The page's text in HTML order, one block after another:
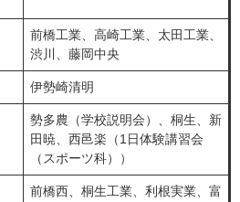
前橋工業、高崎工業、太田工業、
渋川、藤岡中央
伊勢崎清明
勢多農（学校説明会）、桐生、新
田暁、西邑楽（1日体験講習会
（スポーツ科））
前橋西、桐生工業、利根実業、富